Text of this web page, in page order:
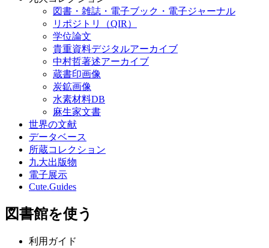
図書・雑誌・電子ブック・電子ジャーナル
リポジトリ（QIR）
学位論文
貴重資料デジタルアーカイブ
中村哲著述アーカイブ
蔵書印画像
炭鉱画像
水素材料DB
麻生家文書
世界の文献
データベース
所蔵コレクション
九大出版物
電子展示
Cute.Guides
図書館を使う
利用ガイド